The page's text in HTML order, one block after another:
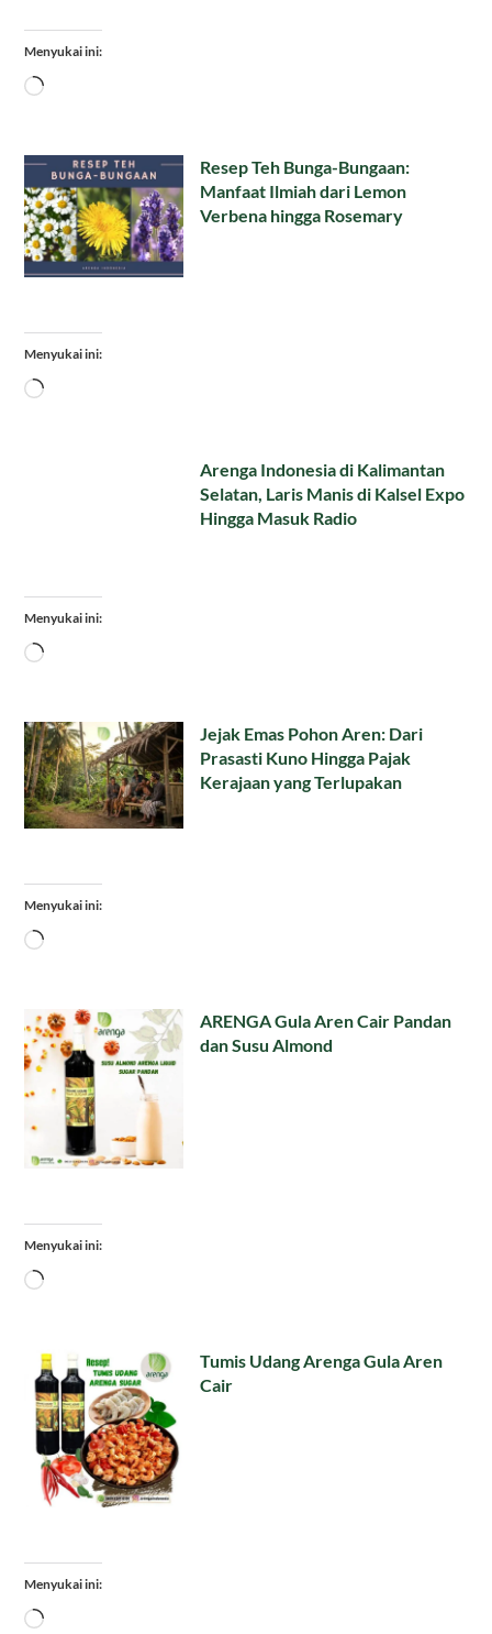
Menyukai ini:
Memuat...
Resep Teh Bunga-Bungaan:
Manfaat Ilmiah dari Lemon
Verbena hingga Rosemary
Menyukai ini:
Memuat...
Arenga Indonesia di Kalimantan
Selatan, Laris Manis di Kalsel Expo
Hingga Masuk Radio
Menyukai ini:
Memuat...
Jejak Emas Pohon Aren: Dari
Prasasti Kuno Hingga Pajak
Kerajaan yang Terlupakan
Menyukai ini:
Memuat...
ARENGA Gula Aren Cair Pandan
dan Susu Almond
Menyukai ini:
Memuat...
Tumis Udang Arenga Gula Aren
Cair
Menyukai ini:
Memuat...